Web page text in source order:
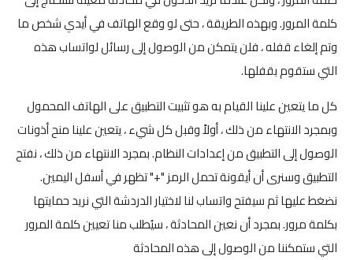
كلمة المرور. وبهذه الطريقة ، حتى لو وقع الهاتف في أيدي شخص ما
وتم إلغاء قفله ، فلن يتمكن من الوصول إلى رسائل لواتساب هذه
التي ستقوم بقفلها.
كل ما يتعين علينا القيام به هو تثبيت التطبيق على الهاتف المحمول
وبمجرد الانتهاء من ذلك ، أولاً وقبل كل شيء ، يتعين علينا منح أذونات
الوصول إلى التطبيق من إعدادات النظام. بمجرد الانتهاء من ذلك ، نفتح
التطبيق وسنرى أن أيقونة تحمل الرمز "+" تظهر في أسفل اليمين.
نضغط عليها ثم سيفتح واتساب لنا لاختيار الدردشة التي نريد حمايتها
بكلمة مرور. بمجرد أن نعين المحادثة ، سيُطلب منا تعيين كلمة المرور
التي ستمكننا من الوصول إلى هذه المحادثة